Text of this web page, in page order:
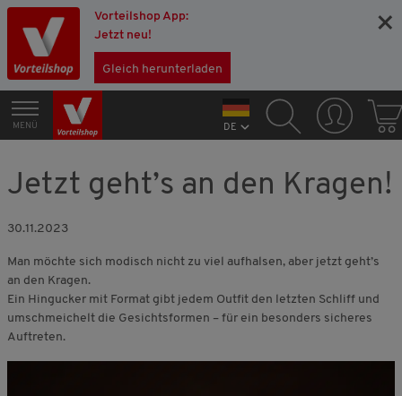
Vorteilshop App:
Jetzt neu!
Gleich herunterladen
×
MENÜ DE
Jetzt geht’s an den Kragen!
30.11.2023
Man möchte sich modisch nicht zu viel aufhalsen, aber jetzt geht’s
an den Kragen.
Ein Hingucker mit Format gibt jedem Outfit den letzten Schliff und
umschmeichelt die Gesichtsformen – für ein besonders sicheres
Auftreten.